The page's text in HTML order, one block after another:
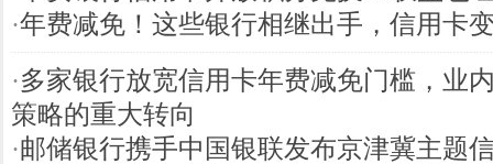
·年费减免！这些银行相继出手，信用卡
·多家银行放宽信用卡年费减免门槛，业
策略的重大转向
·邮储银行携手中国银联发布京津冀主题